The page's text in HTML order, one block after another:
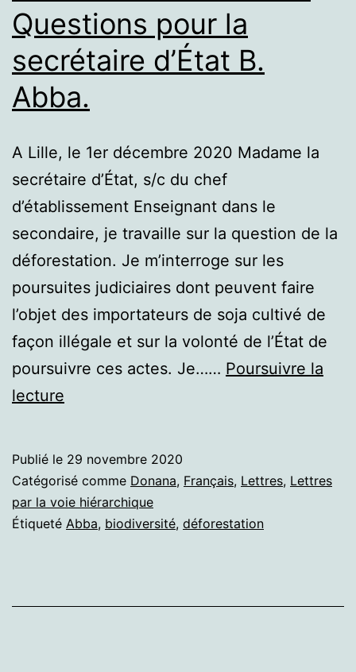
Questions pour la
secrétaire d’État B.
Abba.
A Lille, le 1er décembre 2020 Madame la
secrétaire d’État, s/c du chef
d’établissement Enseignant dans le
secondaire, je travaille sur la question de la
déforestation. Je m’interroge sur les
poursuites judiciaires dont peuvent faire
l’objet des importateurs de soja cultivé de
façon illégale et sur la volonté de l’État de
poursuivre ces actes. Je…… Poursuivre la
lecture
Questions
pour
la
B.
Publié le 29 novembre 2020
Catégorisé comme Donana, Français, Lettres, Lettres
par la voie hiérarchique
Étiqueté Abba, biodiversité, déforestation